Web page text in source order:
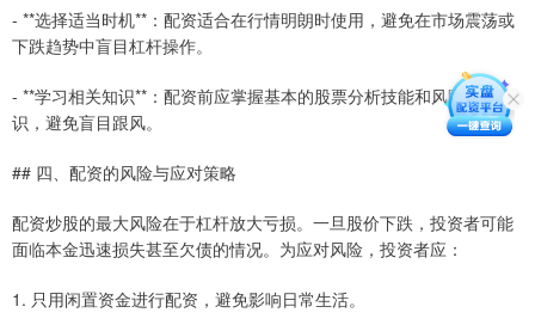
- **选择适当时机**：配资适合在行情明朗时使用，避免在市场震荡或
下跌趋势中盲目杠杆操作。
- **学习相关知识**：配资前应掌握基本的股票分析技能和风险管理知
识，避免盲目跟风。
## 四、配资的风险与应对策略
配资炒股的最大风险在于杠杆放大亏损。一旦股价下跌，投资者可能
面临本金迅速损失甚至欠债的情况。为应对风险，投资者应：
1. 只用闲置资金进行配资，避免影响日常生活。